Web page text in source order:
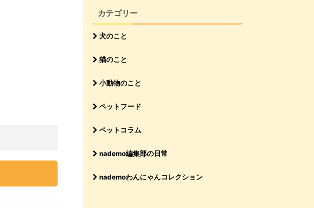
カテゴリー
犬のこと
猫のこと
小動物のこと
ペットフード
ペットコラム
nademo編集部の日常
nademoわんにゃんコレクション